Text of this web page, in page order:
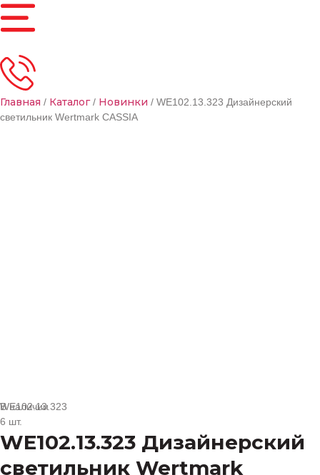
Главная / Каталог/ Новинки / WE102.13.323 Дизайнерский
светильник Wertmark CASSIA
В наличии
6 шт.
WE102.13.323 Дизайнерский
светильник Wertmark
WE102.13.323